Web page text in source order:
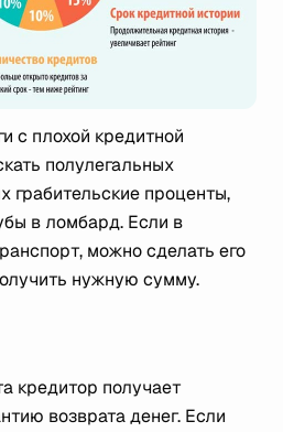
с плохой кредитной
полулегальных
грабительские проценты,
в ломбард. Если в
можно сделать его
нужную сумму.
кредитор получает
возврата денег. Если